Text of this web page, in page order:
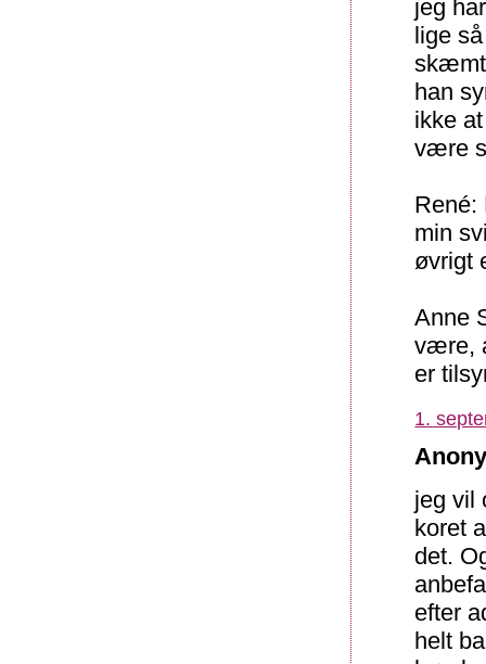
jeg
lige
han
ikke
være
René:
min
øvrigt
Anne
være,
er
1.
jeg vil
koret
det.
efter
helt